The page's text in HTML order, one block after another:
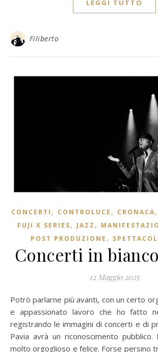
LEGGI TUTTO
Filiberto
CONCERTI , CONTROLUCE , CRONACA,
FUJI X SERIES, JAZZ ,
POST PRODUZIONE ,
Concerti in
12 Maggio 2025
Potrò parlarne più avanti, con un certo orgoglio, ma il lungo
e appassionato lavoro che ho fatto
registrando le immagini di concerti e di
Pavia avrà un riconoscimento
molto orgoglioso e felice. Forse persino